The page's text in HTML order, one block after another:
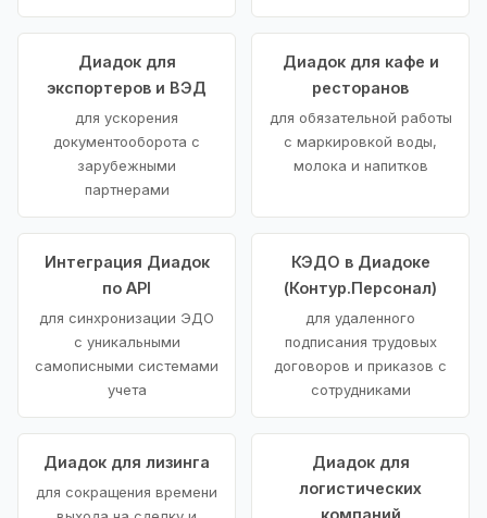
Диадок для
экспортеров и ВЭД
для ускорения
документооборота с
зарубежными
партнерами
Диадок для кафе и
ресторанов
для обязательной работы
с маркировкой воды,
молока и напитков
Интеграция Диадок
по API
для синхронизации ЭДО
с уникальными
самописными системами
учета
КЭДО в Диадоке
(Контур.Персонал)
для удаленного
подписания трудовых
договоров и приказов с
сотрудниками
Диадок для лизинга
для сокращения времени
Диадок для
логистических